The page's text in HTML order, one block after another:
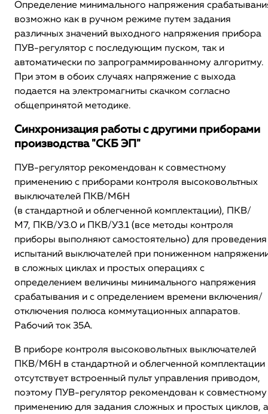
Определение минимального напряжения
возможно как в ручном режиме путем задания
различных значений выходного напряжения прибора
ПУВ-регулятор с последующим пуском, так и
автоматически по запрограммированному алгоритму.
При этом в обоих случаях напряжение с выхода
подается на электромагниты скачком согласно
общепринятой методике.
Синхронизация работы с другими приборами
производства "СКБ ЭП"
ПУВ-регулятор рекомендован к совместному
применению с приборами контроля высоковольтных
выключателей ПКВ/М6Н
(в стандартной и облегченной комплектации), ПКВ/
М7, ПКВ/У3.0 и ПКВ/У3.1 (все методы контроля
приборы выполняют самостоятельно) для проведения
испытаний выключателей при пониженном
в сложных циклах и простых операциях с
определением величины минимального напряжения
срабатывания и с определением времени включения/
отключения полюса коммутационных аппаратов.
Рабочий ток 35А.
В приборе контроля высоковольтных выключателей
ПКВ/М6Н в стандартной и облегченной комплектации
отсутствует встроенный пульт управления приводом,
поэтому ПУВ-регулятор рекомендован к совместному
применению для задания сложных и простых циклов, а